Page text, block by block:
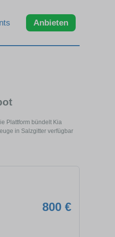
Anbieten
Plattform bündelt Kia
in Salzgitter verfügbar
800 €